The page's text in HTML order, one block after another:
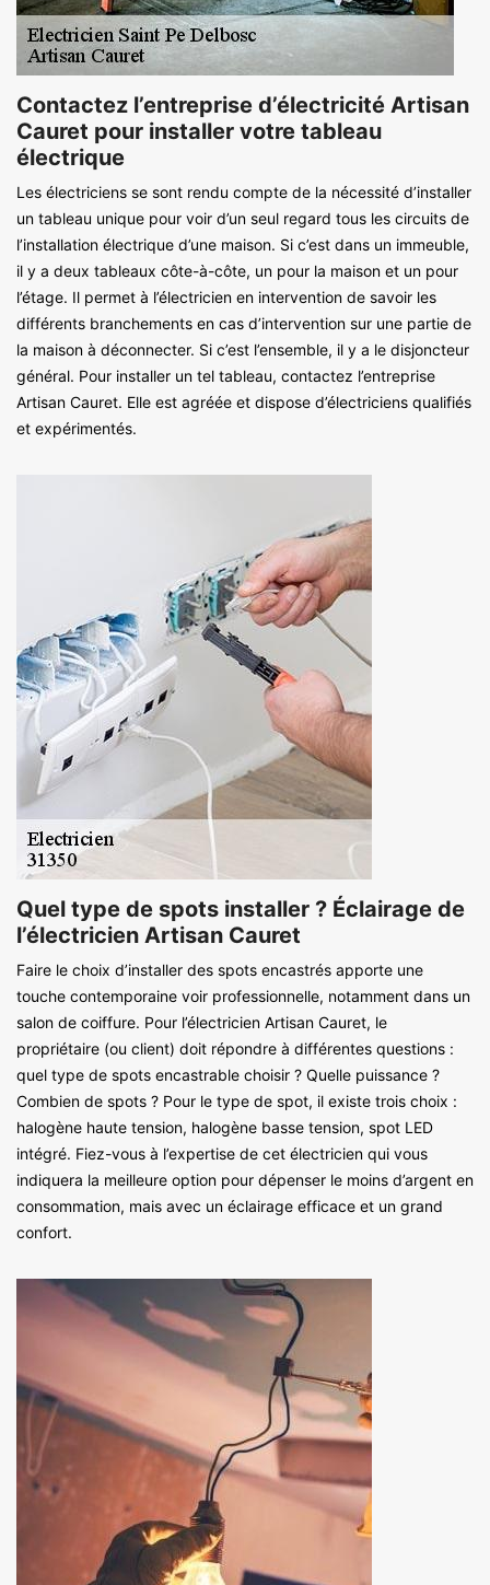
Contactez l’entreprise d’électricité Artisan
Cauret pour installer votre tableau
électrique
Les électriciens se sont rendu compte de la nécessité d’installer
un tableau unique pour voir d’un seul regard tous les circuits de
l’installation électrique d’une maison. Si c’est dans un immeuble,
il y a deux tableaux côte-à-côte, un pour la maison et un pour
l’étage. Il permet à l’électricien en intervention de savoir les
différents branchements en cas d’intervention sur une partie de
la maison à déconnecter. Si c’est l’ensemble, il y a le disjoncteur
général. Pour installer un tel tableau, contactez l’entreprise
Artisan Cauret. Elle est agréée et dispose d’électriciens qualifiés
et expérimentés.
Quel type de spots installer ? Éclairage de
l’électricien Artisan Cauret
Faire le choix d’installer des spots encastrés apporte une
touche contemporaine voir professionnelle, notamment dans un
salon de coiffure. Pour l’électricien Artisan Cauret, le
propriétaire (ou client) doit répondre à différentes questions :
quel type de spots encastrable choisir ? Quelle puissance ?
Combien de spots ? Pour le type de spot, il existe trois choix :
halogène haute tension, halogène basse tension, spot LED
intégré. Fiez-vous à l’expertise de cet électricien qui vous
indiquera la meilleure option pour dépenser le moins d’argent en
consommation, mais avec un éclairage efficace et un grand
confort.